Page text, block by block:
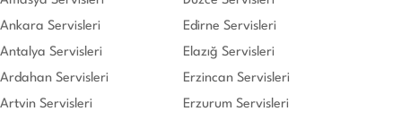
Ankara Servisleri
Antalya Servisleri
Ardahan Servisleri
Artvin Servisleri
Edirne Servisleri
Elazığ Servisleri
Erzincan Servisleri
Erzurum Servisleri